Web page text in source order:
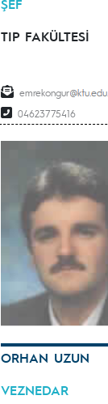
ŞEF
TIP FAKÜLTESİ
emrekongur
04623775416
ORHAN UZUN
VEZNEDAR